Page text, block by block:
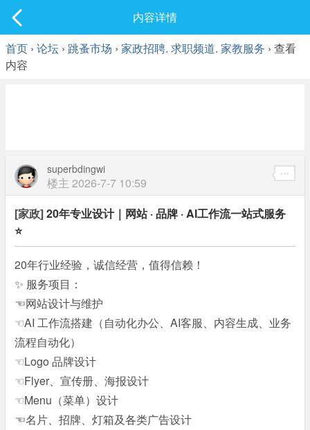
最新发表
内容详情
首页 › 论坛 › 跳蚤市场 › 家政招聘. 求职频道. 家教服务 › 查看
内容
superbdingwi
楼主 2026-7-7 10:59
[家政]20年专业设计｜网站 · 品牌 · AI工作流一站式服务
⭐
20年行业经验，诚信经营，值得信赖！
✨ 服务项目：
☜网站设计与维护
☜AI 工作流搭建（自动化办公、AI客服、内容生成、业务
流程自动化）
☜Logo 品牌设计
☜Flyer、宣传册、海报设计
☜Menu（菜单）设计
☜名片、招牌、灯箱及各类广告设计